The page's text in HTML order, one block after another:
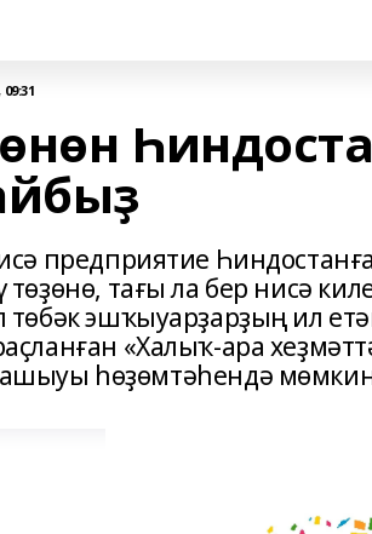
предприятие
төҙөнө, тағы ла бер нисә
эшҡыуарҙарҙың ил
«Халыҡ-ара
һөҙөмтәһендә